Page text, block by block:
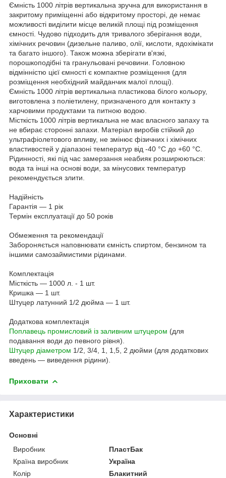
Ємність 1000 літрів вертикальна зручна для використання в
закритому приміщенні або відкритому просторі, де немає
можливості виділити місце великій площі під розміщення
ємності. Чудово підходить для тривалого зберігання води,
хімічних речовин (дизельне паливо, олії, кислоти, ядохімікати
та багато іншого). Також можна зберігати в'язкі,
порошкоподібні та гранульовані речовини. Головною
відмінністю цієї ємності є компактне розміщення (для
розміщення необхідний майданчик малої площі).
Ємність 1000 літрів вертикальна пластикова білого кольору,
виготовлена з поліетилену, призначеного для контакту з
харчовими продуктами та питною водою.
Місткість 1000 літрів вертикальна не має власного запаху та
не вбирає сторонні запахи. Матеріал виробів стійкий до
ультрафіолетового впливу, не змінює фізичних і хімічних
властивостей у діапазоні температур від -40 °C до +60 °C.
Рідинності, які під час замерзання неабияк розширюються:
вода та інші на основі води, за мінусових температур
рекомендується злити.
Надійність
Гарантія — 1 рік
Термін експлуатації до 50 років
Обмеження та рекомендації
Забороняється наповнювати ємність спиртом, бензином та
іншими самозаймистими рідинами.
Комплектація
Місткість — 1000 л. - 1 шт.
Кришка — 1 шт.
Штуцер латунний 1/2 дюйма — 1 шт.
Додаткова комплектація
Поплавець промисловий із заливним штуцером (для
подавання води до певного рівня).
Штуцер діаметром 1/2, 3/4, 1, 1,5, 2 дюйми (для додаткових
введень — виведення рідини).
Приховати
Характеристики
Основні
Виробник
ПластБак
Країна виробник
Україна
Колір
Блакитний